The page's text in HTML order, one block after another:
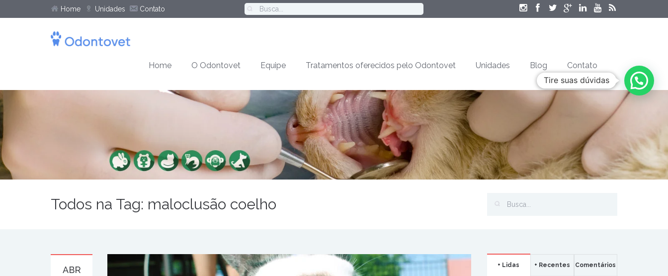
Home Unidades Contato
Home O Odontovet Equipe Tratamentos oferecidos pelo Odontovet Unidades Blog Contato
Todos na Tag: maloclusão coelho
ABR + Lidas + Recentes Comentários
Tire suas dúvidas